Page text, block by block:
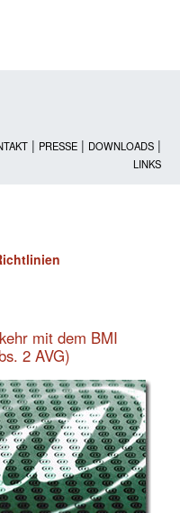
| PRESSE | DOWNLOADS |
LINKS
mit dem BMI
2 AVG)